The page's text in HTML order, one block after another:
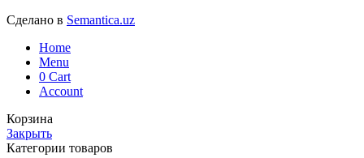
Сделано в Semantica.uz
Home
Menu
0 Cart
Account
Корзина
Закрыть
Категории товаров